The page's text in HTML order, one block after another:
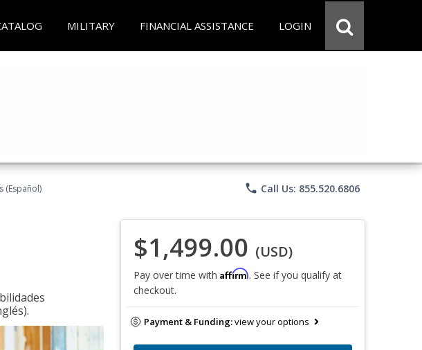
MILITARY FINANCIAL ASSISTANCE LOGIN
(Español) phone Call Us: 855.520.6806
$1,499.00 (USD)
Pay over time with Affirm. See if you qualify at
checkout.
Payment & Funding:view your options